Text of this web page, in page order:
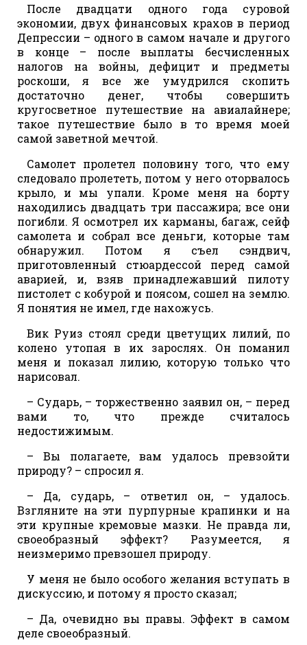
После двадцати одного года суровой
экономии, двух финансовых крахов в период
Депрессии – одного в самом начале и другого
в конце – после выплаты бесчисленных
налогов на войны, дефицит и предметы
роскоши, я все же умудрился скопить
достаточно денег, чтобы совершить
кругосветное путешествие на авиалайнере;
такое путешествие было в то время моей
самой заветной мечтой.
Самолет пролетел половину того, что ему
следовало пролететь, потом у него оторвалось
крыло, и мы упали. Кроме меня на борту
находились двадцать три пассажира; все они
погибли. Я осмотрел их карманы, багаж, сейф
самолета и собрал все деньги, которые там
обнаружил. Потом я съел сэндвич,
приготовленный стюардессой перед самой
аварией, и, взяв принадлежавший пилоту
пистолет с кобурой и поясом, сошел на землю.
Я понятия не имел, где нахожусь.
Вик Руиз стоял среди цветущих лилий, по
колено утопая в их зарослях. Он поманил
меня и показал лилию, которую только что
нарисовал.
– Сударь, – торжественно заявил он, – перед
вами то, что прежде считалось
недостижимым.
– Вы полагаете, вам удалось превзойти
природу? – спросил я.
– Да, сударь, – ответил он, – удалось.
Взгляните на эти пурпурные крапинки и на
эти крупные кремовые мазки. Не правда ли,
своеобразный эффект? Разумеется, я
неизмеримо превзошел природу.
У меня не было особого желания вступать в
дискуссию, и потому я просто сказал;
– Да, очевидно вы правы. Эффект в самом
деле своеобразный.